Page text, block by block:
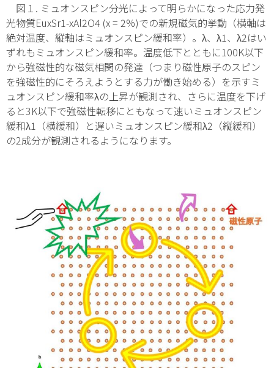
図１. ミュオンスピン分光によって明らかになった応力発
光物質EuxSr1-xAl2O4 (x= 2%)での新規磁気的挙動（横軸は
絶対温度、縦軸はミュオンスピン緩和率）。λ、λ1、λ2はい
ずれもミュオンスピン緩和率。温度低下とともに100K以下
から強磁性的な磁気相関の発達（つまり磁性原子のスピン
を強磁性的にそろえようとする力が働き始める）を示すミ
ュオンスピン緩和率λの上昇が観測され、さらに温度を下げ
ると3K以下で強磁性転移にともなって速いミュオンスピン
緩和λ1 （横緩和）と遅いミュオンスピン緩和λ2 （縦緩和）
の2成分が観測されるようになります。